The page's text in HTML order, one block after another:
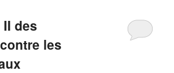
des
les